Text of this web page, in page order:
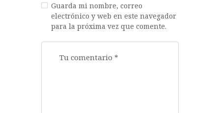
Guarda mi nombre, correo
electrónico y web en este navegador
para la próxima vez que comente.